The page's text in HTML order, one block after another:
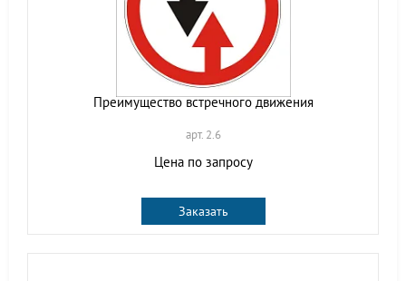
Преимущество встречного движения
арт. 2.6
Цена по запросу
Заказать